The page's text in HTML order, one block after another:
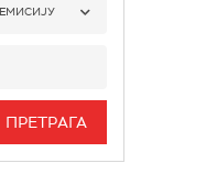
БЕОГРАД 1
БЕОГРАД 3